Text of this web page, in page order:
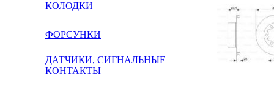
КОЛОДКИ
ФОРСУНКИ
ДАТЧИКИ, СИГНАЛЬНЫЕ
КОНТАКТЫ